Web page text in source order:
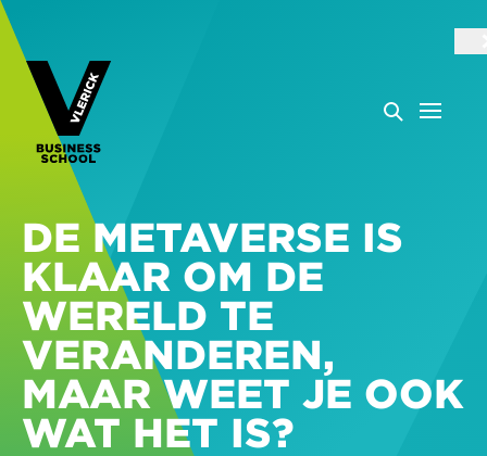
DE METAVERSE IS
KLAAR OM DE
WERELD TE
VERANDEREN,
MAAR WEET JE OOK
WAT HET IS?